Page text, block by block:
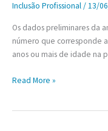
Inclusão Profissional/13/
Os dados preliminares da
número que corresponde
anos ou mais de idade na
Censo
Read More »